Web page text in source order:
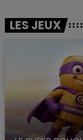
LES JEUX